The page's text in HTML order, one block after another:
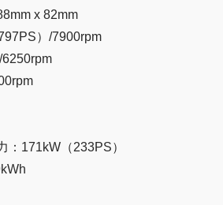
x 82mm
）/7900rpm
：171kW（233PS）